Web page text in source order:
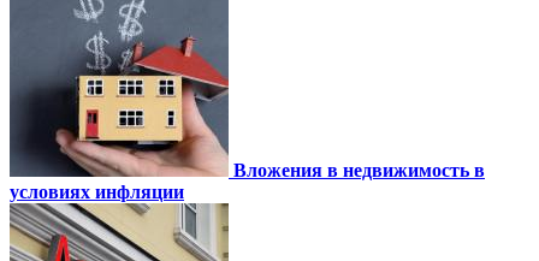
Вложения в недвижимость в
условиях инфляции